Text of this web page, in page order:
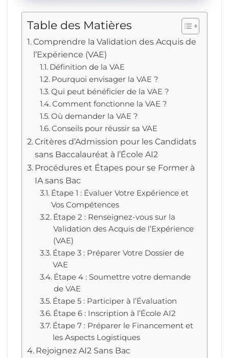
Table des Matières
Comprendre la Validation des Acquis de
l’Expérience (VAE)
Définition de la VAE
Pourquoi envisager la VAE ?
Qui peut bénéficier de la VAE ?
Comment fonctionne la VAE ?
Où demander la VAE ?
Conseils pour réussir sa VAE
Critères d’Admission pour les Candidats
sans Baccalauréat à l’École AI2
Procédures et Étapes pour se Former à
IA sans Bac
Étape 1 : Évaluer Votre Expérience et
Vos Compétences
Étape 2 : Renseignez-vous sur la
Validation des Acquis de l’Expérience
(VAE)
Étape 3 : Préparer Votre Dossier de
VAE
Étape 4 : Soumettre votre demande
de VAE
Étape 5 : Participer à l’Évaluation
Étape 6 : Inscription à l’École AI2
Étape 7 : Préparer le Financement et
les Aspects Logistiques
Rejoignez AI2 Sans Bac